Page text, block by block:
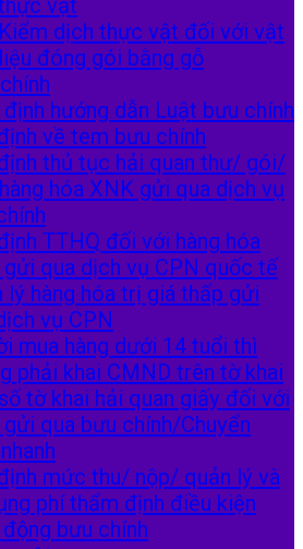
vật
Kiểm dịch thực vật đối với vật
liệu đóng gói bằng gỗ
định hướng dẫn Luật bưu chính
về tem bưu chính
thủ tục hải quan thư/ gói/
hóa XNK gửi qua dịch vụ
TTHQ đối với hàng hóa
qua dịch vụ CPN quốc tế
lý hàng hóa trị giá thấp gửi
vụ CPN
mua hàng dưới 14 tuổi thì
phải khai CMND trên tờ khai
tờ khai hải quan giấy đối với
gửi qua bưu chính/Chuyển
mức thu/ nộp/ quản lý và
phí thẩm định điều kiện
bưu chính